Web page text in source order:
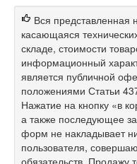
Вся
касающаяся
складе, стоимости
информационный
является публичной
положениями Статьи
Нажатие на кнопку «в
а также последующее
форм не накладывает
пользователя,
обязательств. Продажу